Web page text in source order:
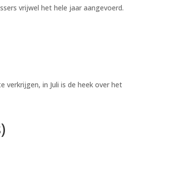
vrijwel het hele jaar aangevoerd.
verkrijgen, in Juli is de heek over het